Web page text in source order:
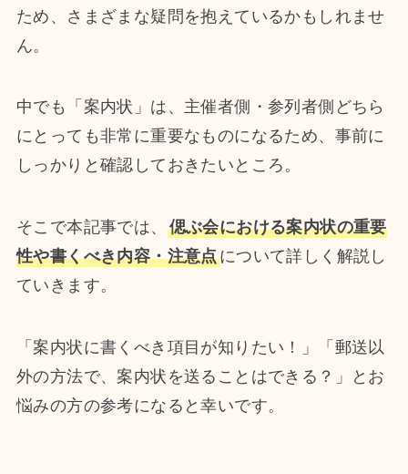
ため、さまざまな疑問を抱えているかもしれませ
ん。
中でも「案内状」は、主催者側・参列者側どちら
にとっても非常に重要なものになるため、事前に
しっかりと確認しておきたいところ。
そこで本記事では、 偲ぶ会における案内状の重要
性や書くべき内容・注意点について詳しく解説し
ていきます。
「案内状に書くべき項目が知りたい！」「郵送以
外の方法で、案内状を送ることはできる？」とお
悩みの方の参考になると幸いです。